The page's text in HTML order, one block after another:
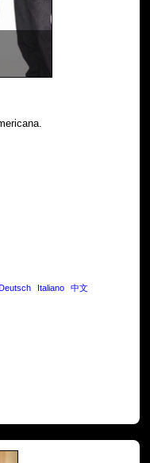
Deutsch Italiano 中文